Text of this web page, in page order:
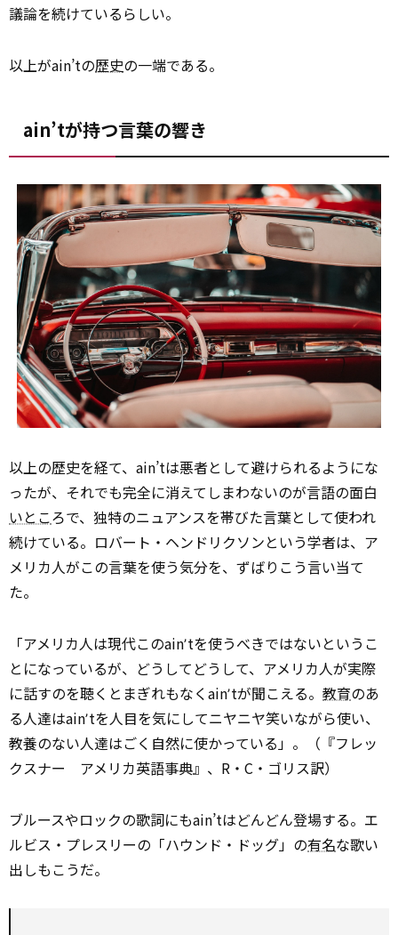
議論を続けているらしい。
以上がain’tの歴史の一端である。
ain’tが持つ言葉の響き
以上の歴史を経て、ain’tは悪者として避けられるようにな
ったが、それでも完全に消えてしまわないのが言語の面白
いところで、独特のニュアンスを帯びた言葉として使われ
続けている。ロバート・ヘンドリクソンという学者は、ア
メリカ人がこの言葉を使う気分を、ずばりこう言い当て
た。
「アメリカ人は現代このainʼtを使うべきではないというこ
とになっているが、どうしてどうして、アメリカ人が実際
に話すのを聴くとまぎれもなくainʼtが聞こえる。 教育のあ
る人達はainʼtを人目を気にしてニヤニヤ笑いながら使い、
教養のない人達はごく自然に使かっている」。（『フレッ
クスナー アメリカ英語事典』、R・C・ゴリス訳）
ブルースやロックの歌詞にもain’tはどんどん登場する。エ
ルビス・プレスリーの「ハウンド・ドッグ」の有名な歌い
出しもこうだ。